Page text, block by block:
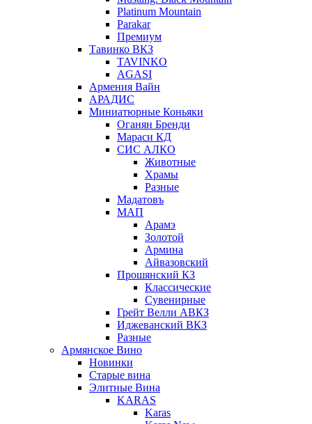
Platinum Mountain
Parakar
Премиум
Тавинко ВКЗ
TAVINKO
AGASI
Армения Вайн
АРАДИС
Миниатюрные Коньяки
Оганян Бренди
Мараси КД
СИС АЛКО
Животные
Храмы
Разные
Мадатовъ
МАП
Арамэ
Золотой
Армина
Айвазовский
Прошянский КЗ
Классические
Сувенирные
Грейт Велли АВКЗ
Иджеванский ВКЗ
Разные
Армянское Вино
Новинки
Старые вина
Элитные Вина
KARAS
Karas